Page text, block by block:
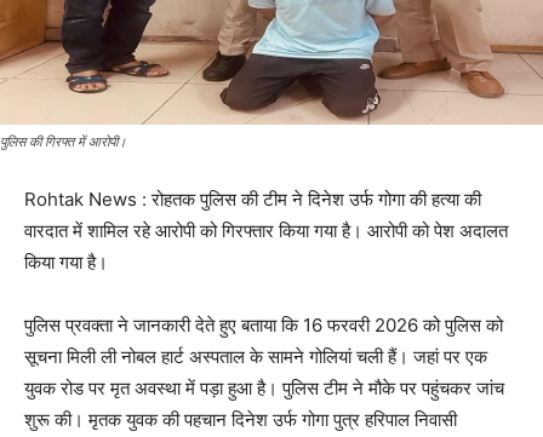
पुलिस की गिरफ्त में आरोपी।
Rohtak News : रोहतक पुलिस की टीम ने दिनेश उर्फ गोगा की हत्या की
वारदात में शामिल रहे आरोपी को गिरफ्तार किया गया है। आरोपी को पेश अदालत
किया गया है।
पुलिस प्रवक्ता ने जानकारी देते हुए बताया कि 16 फरवरी 2026 को पुलिस को
सूचना मिली ली नोबल हार्ट अस्पताल के सामने गोलियां चली हैं। जहां पर एक
युवक रोड पर मृत अवस्था में पड़ा हुआ है। पुलिस टीम ने मौके पर पहुंचकर जांच
शुरू की। मृतक युवक की पहचान दिनेश उर्फ गोगा पुत्र हरिपाल निवासी